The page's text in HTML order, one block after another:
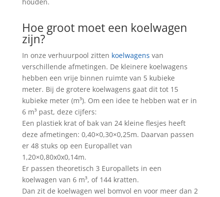
Hoe groot moet een koelwagen
zijn?
In onze verhuurpool zitten koelwagens van
verschillende afmetingen. De kleinere koelwagens
hebben een vrije binnen ruimte van 5 kubieke
meter. Bij de grotere koelwagens gaat dit tot 15
kubieke meter (m³). Om een idee te hebben wat er in
6 m³ past, deze cijfers:
Een plastiek krat of bak van 24 kleine flesjes heeft
deze afmetingen: 0,40×0,30×0,25m. Daarvan passen
er 48 stuks op een Europallet van
1,20×0,80x0x0,14m.
Er passen theoretisch 3 Europallets in een
koelwagen van 6 m³, of 144 kratten.
Dan zit de koelwagen wel bomvol en voor meer dan 2